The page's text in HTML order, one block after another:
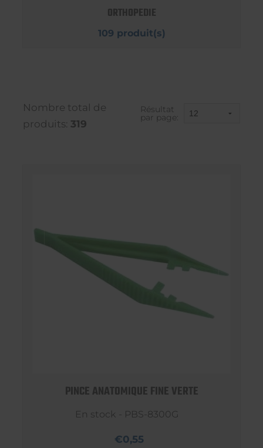
ORTHOPEDIE
109 produit(s)
Nombre total de
produits: 319
Résultat
par page:
PINCE ANATOMIQUE FINE VERTE
En stock - PBS-8300G
€0,55